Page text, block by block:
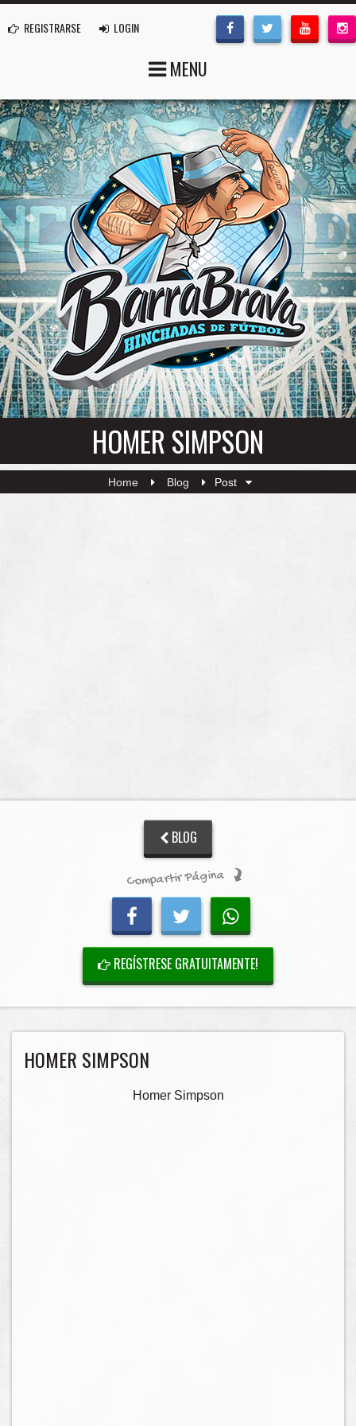
REGISTRARSE LOGIN
MENU
HOMER SIMPSON
Home Blog Post
BLOG
Compartir Página
REGÍSTRESE GRATUITAMENTE!
HOMER SIMPSON
Homer Simpson